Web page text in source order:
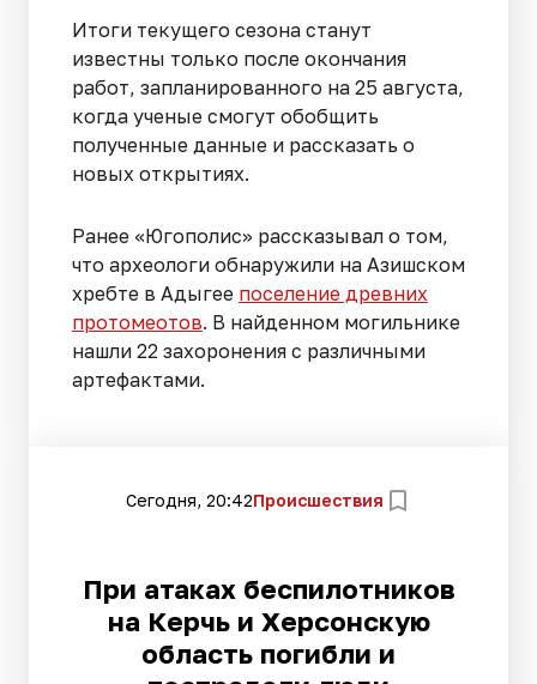
Итоги текущего сезона станут
известны только после окончания
работ, запланированного на 25 августа,
когда ученые смогут обобщить
полученные данные и рассказать о
новых открытиях.
Ранее «Югополис» рассказывал о том,
что археологи обнаружили на Азишском
хребте в Адыгее поселение древних
протомеотов. В найденном могильнике
нашли 22 захоронения с различными
артефактами.
Сегодня, 20:42Происшествия
При атаках беспилотников
на Керчь и Херсонскую
область погибли и